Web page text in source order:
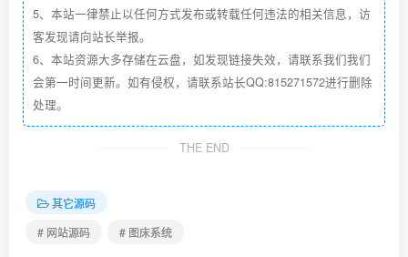
5、本站一律禁止以任何方式发布或转载任何违法的相关信息，访
客发现请向站长举报。
6、本站资源大多存储在云盘，如发现链接失效，请联系我们我们
会第一时间更新。如有侵权，请联系站长QQ:815271572进行删除
处理。
THE END
其它源码
# 网站源码
# 图床系统